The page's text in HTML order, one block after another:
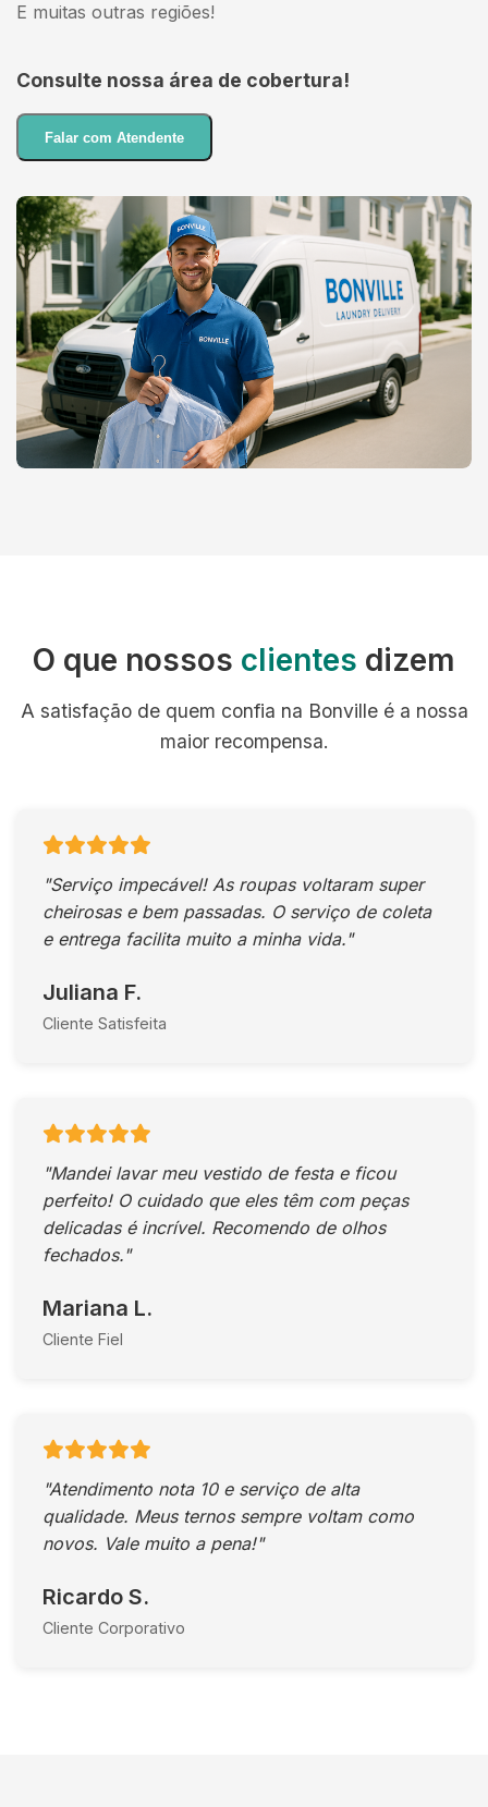
E muitas outras regiões!
Consulte nossa área de cobertura!
Falar com Atendente
O que nossos clientes dizem
A satisfação de quem confia na Bonville é a nossa
maior recompensa.
"Serviço impecável! As roupas voltaram super
cheirosas e bem passadas. O serviço de coleta
e entrega facilita muito a minha vida."
Juliana F.
Cliente Satisfeita
"Mandei lavar meu vestido de festa e ficou
perfeito! O cuidado que eles têm com peças
delicadas é incrível. Recomendo de olhos
fechados."
Mariana L.
Cliente Fiel
"Atendimento nota 10 e serviço de alta
qualidade. Meus ternos sempre voltam como
novos. Vale muito a pena!"
Ricardo S.
Cliente Corporativo